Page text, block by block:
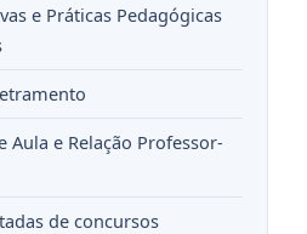
e Práticas Pedagógicas
Aula e Relação Professor-
de concursos